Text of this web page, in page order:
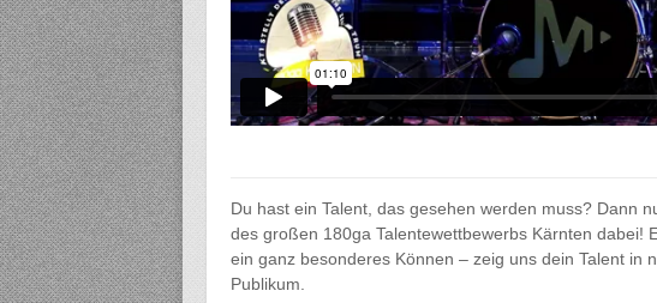
Du hast ein Talent, das gesehen werden muss? Dann
des großen 180ga Talentewettbewerbs Kärnten dabei!
ein ganz besonderes Können – zeig uns dein Talent in
Publikum.